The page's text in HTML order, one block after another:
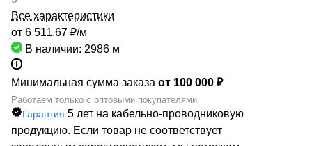
Все характеристики
от 6 511.67 ₽/м
В наличии: 2986 м
Минимальная сумма заказа от 100 000 ₽
Работаем только с оптовыми покупателями
Гарантия 5 лет на кабельно-проводниковую
продукцию. Если товар не соответствует